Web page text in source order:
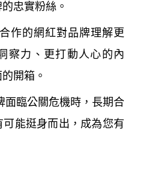
忠實粉絲。
作的網紅對品牌理解更
察力、更打動人心的內
開箱。
面臨公關危機時，長期合
能挺身而出，成為您有